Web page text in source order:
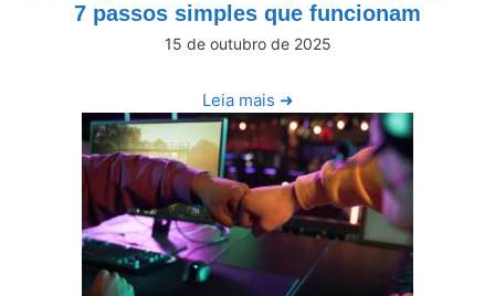
7 passos simples que funcionam
15 de outubro de 2025
Leia mais ➜